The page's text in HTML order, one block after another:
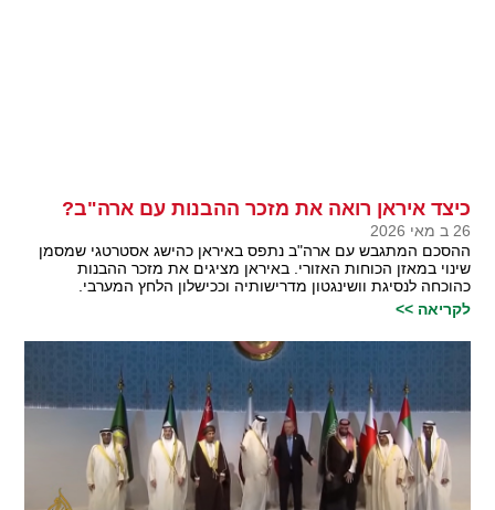
כיצד איראן רואה את מזכר ההבנות עם ארה"ב?
26 ב מאי 2026
ההסכם המתגבש עם ארה"ב נתפס באיראן כהישג אסטרטגי שמסמן
שינוי במאזן הכוחות האזורי. באיראן מציגים את מזכר ההבנות
כהוכחה לנסיגת וושינגטון מדרישותיה וככישלון הלחץ המערבי.
לקריאה >>